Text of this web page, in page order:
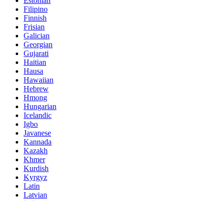
Filipino
Finnish
Frisian
Galician
Georgian
Gujarati
Haitian
Hausa
Hawaiian
Hebrew
Hmong
Hungarian
Icelandic
Igbo
Javanese
Kannada
Kazakh
Khmer
Kurdish
Kyrgyz
Latin
Latvian